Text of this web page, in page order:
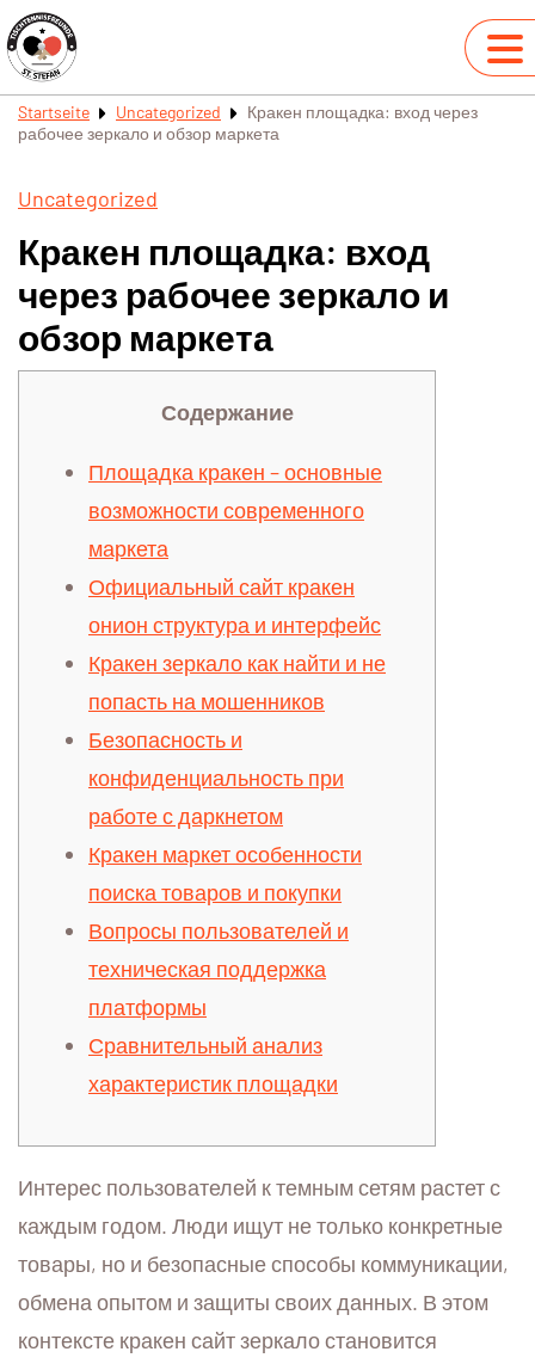
Startseite Uncategorized
Кракен площадка: вход через
рабочее зеркало и обзор маркета
Uncategorized
Кракен площадка: вход
через рабочее зеркало и
обзор маркета
Содержание
Площадка кракен – основные
возможности современного
маркета
Официальный сайт кракен
онион структура и интерфейс
Кракен зеркало как найти и не
попасть на мошенников
Безопасность и
конфиденциальность при
работе с даркнетом
Кракен маркет особенности
поиска товаров и покупки
Вопросы пользователей и
техническая поддержка
платформы
Сравнительный анализ
характеристик площадки
Интерес пользователей к темным сетям растет с
каждым годом. Люди ищут не только конкретные
товары, но и безопасные способы коммуникации,
обмена опытом и защиты своих данных. В этом
контексте кракен сайт зеркало становится